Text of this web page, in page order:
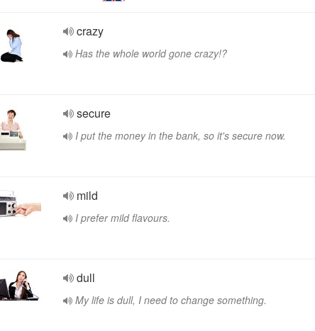
crazy
Has the whole world gone crazy!?
secure
I put the money in the bank, so it's secure now.
mild
I prefer mild flavours.
dull
My life is dull, I need to change something.